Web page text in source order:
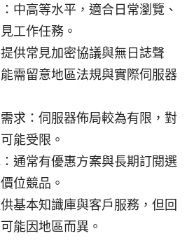
中高等水平，適合日常瀏覽、
工作任務。
供常見加密協議與無日誌聲
需留意地區法規與實際伺服器
求：伺服器佈局較為有限，對
能受限。
通常有優惠方案與長期訂閱選
位競品。
基本知識庫與客戶服務，但回
能因地區而異。